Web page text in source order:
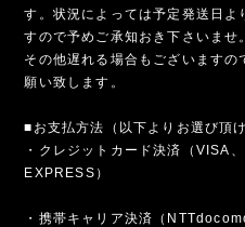
す。状況によっては予定発送日よ
すので予めご承知おき下さいませ。
その他遅れる場合もございます
願い致します。
■お支払方法（以下よりお選び頂け
・クレジットカード決済（VISA
EXPRESS）
・携帯キャリア決済（